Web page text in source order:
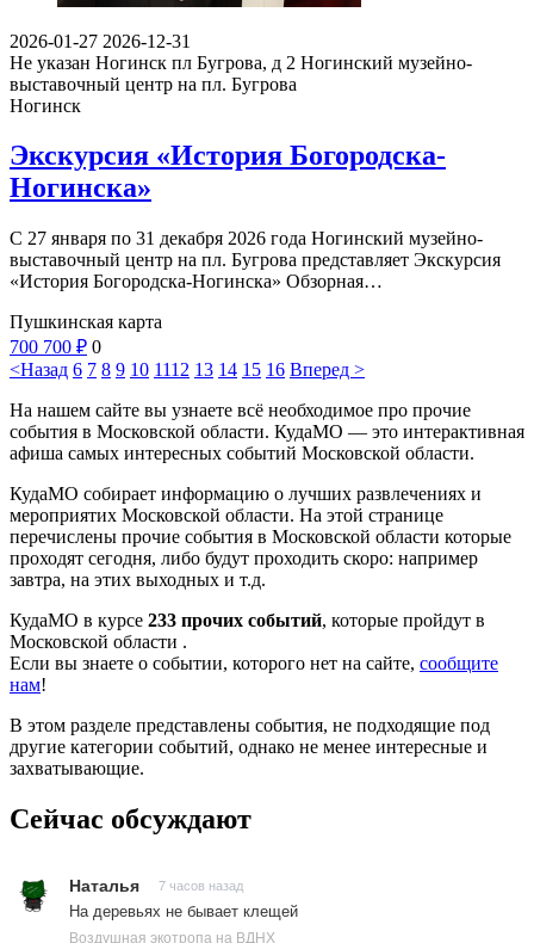
2026-01-27 2026-12-31
Не указан Ногинск пл Бугрова, д 2 Ногинский музейно-
выставочный центр на пл. Бугрова
Ногинск
Экскурсия «История Богородска-
Ногинска»
С 27 января по 31 декабря 2026 года Ногинский музейно-
выставочный центр на пл. Бугрова представляет Экскурсия
«История Богородска-Ногинска» Обзорная…
Пушкинская карта
700 700 ₽ 0
<Назад 6 7 8 9 10 1112 13 14 15 16 Вперед >
На нашем сайте вы узнаете всё необходимое про прочие
события в Московской области. КудаМО — это интерактивная
афиша самых интересных событий Московской области.
КудаМО собирает информацию о лучших развлечениях и
мероприятих Московской области. На этой странице
перечислены прочие события в Московской области которые
проходят сегодня, либо будут проходить скоро: например
завтра, на этих выходных и т.д.
КудаМО в курсе 233 прочих событий, которые пройдут в
Московской области .
Если вы знаете о событии, которого нет на сайте, сообщите
нам!
В этом разделе представлены события, не подходящие под
другие категории событий, однако не менее интересные и
захватывающие.
Сейчас обсуждают
Наталья 7 часов назад
На деревьях не бывает клещей
Воздушная экотропа на ВДНХ